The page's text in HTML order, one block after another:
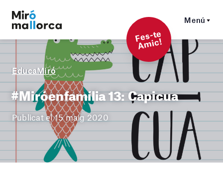
Menú
F
es-t
e
A
mi
c!
EducaMiró
#Miróenfamília 13: Capicua
Publicat el 15 maig 2020